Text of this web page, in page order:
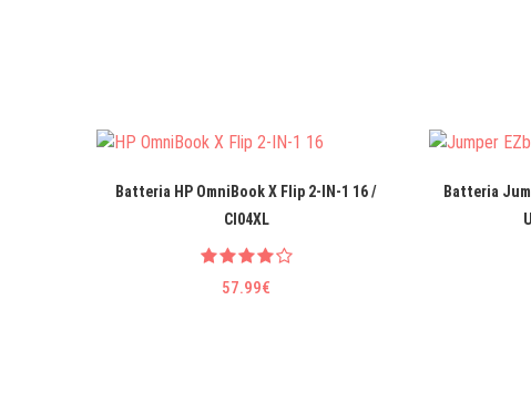
Batteria HP OmniBook X Flip 2-IN-1 16 /
CI04XL
57.99€
Batteria